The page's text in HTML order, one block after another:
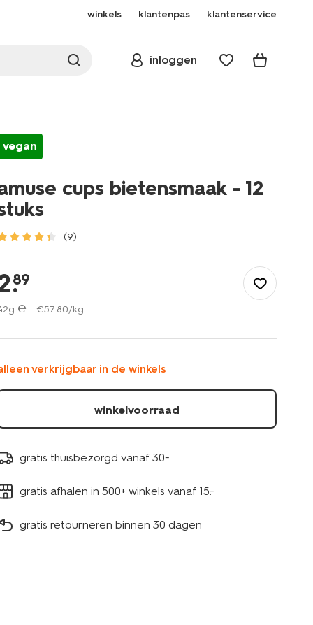
winkels klantenpas klantenservice
inloggen
vegan
cups bietensmaak - 12
(9)
.
89
℮ - €57.80/kg
verkrijgbaar in de winkels
winkelvoorraad
gratis thuisbezorgd vanaf 30.-
gratis afhalen in 500+ winkels vanaf 15.-
gratis retourneren binnen 30 dagen